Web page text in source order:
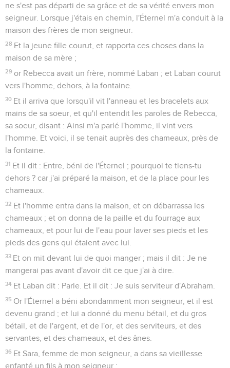
ne s'est pas départi de sa grâce et de sa vérité envers mon
seigneur. Lorsque j'étais en chemin, l'Éternel m'a conduit à la
maison des frères de mon seigneur.
28 Et la jeune fille courut, et rapporta ces choses dans la
maison de sa mère ;
29 or Rebecca avait un frère, nommé Laban ; et Laban courut
vers l'homme, dehors, à la fontaine.
30 Et il arriva que lorsqu'il vit l'anneau et les bracelets aux
mains de sa soeur, et qu'il entendit les paroles de Rebecca,
sa soeur, disant : Ainsi m'a parlé l'homme, il vint vers
l'homme. Et voici, il se tenait auprès des chameaux, près de
la fontaine.
31 Et il dit : Entre, béni de l'Éternel ; pourquoi te tiens-tu
dehors ? car j'ai préparé la maison, et de la place pour les
chameaux.
32 Et l'homme entra dans la maison, et on débarrassa les
chameaux ; et on donna de la paille et du fourrage aux
chameaux, et pour lui de l'eau pour laver ses pieds et les
pieds des gens qui étaient avec lui.
33 Et on mit devant lui de quoi manger ; mais il dit : Je ne
mangerai pas avant d'avoir dit ce que j'ai à dire.
34 Et Laban dit : Parle. Et il dit : Je suis serviteur d'Abraham.
35 Or l'Éternel a béni abondamment mon seigneur, et il est
devenu grand ; et lui a donné du menu bétail, et du gros
bétail, et de l'argent, et de l'or, et des serviteurs, et des
servantes, et des chameaux, et des ânes.
36 Et Sara, femme de mon seigneur, a dans sa vieillesse
enfanté un fils à mon seigneur ;